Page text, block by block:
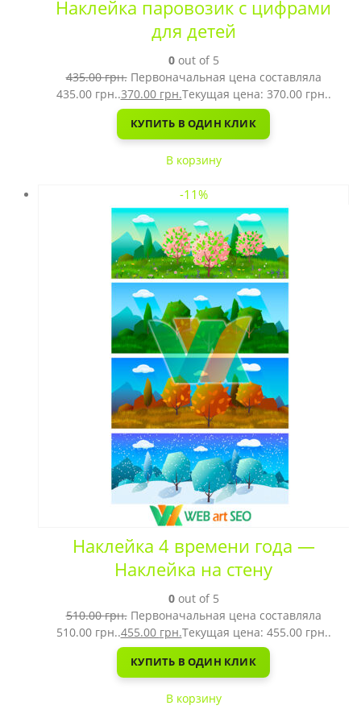
Наклейка паровозик с цифрами
для детей
0out of 5
435.00грн. Первоначальная цена составляла
435.00 грн..370.00 грн.Текущая цена: 370.00 грн..
КУПИТЬ В ОДИН КЛИК
В корзину
-11%
Наклейка 4 времени года —
Наклейка на стену
0out of 5
510.00грн. Первоначальная цена составляла
510.00 грн..455.00 грн.Текущая цена: 455.00 грн..
КУПИТЬ В ОДИН КЛИК
В корзину